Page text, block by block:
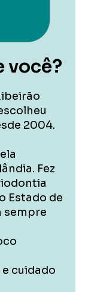
você?
2004.
Fez
Estado de
sempre
cuidado